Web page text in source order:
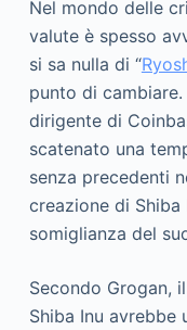
Nel mondo delle
valute è spesso
si sa nulla di “
punto di
dirigente di
scatenato una
senza precedenti
creazione di Shiba
somiglianza del
Secondo Grogan,
Shiba Inu avrebbe